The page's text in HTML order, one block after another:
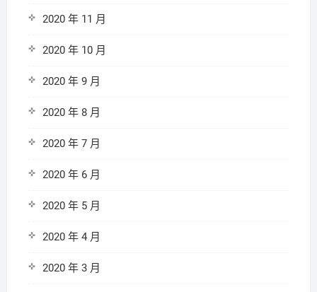
2020 年 11 月
2020 年 10 月
2020 年 9 月
2020 年 8 月
2020 年 7 月
2020 年 6 月
2020 年 5 月
2020 年 4 月
2020 年 3 月